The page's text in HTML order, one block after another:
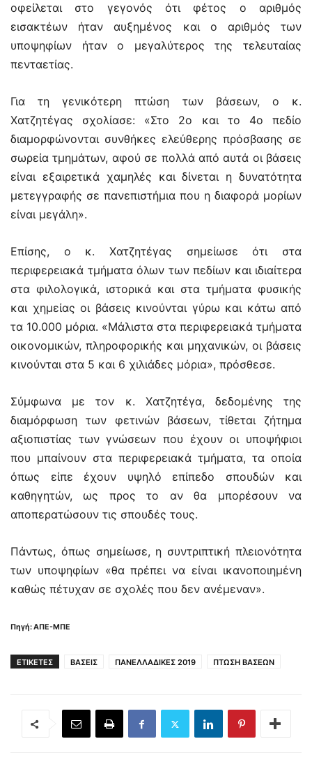
οφείλεται στο γεγονός ότι φέτος ο αριθμός
εισακτέων ήταν αυξημένος και ο αριθμός των
υποψηφίων ήταν ο μεγαλύτερος της τελευταίας
πενταετίας.
Για τη γενικότερη πτώση των βάσεων, ο κ.
Χατζητέγας σχολίασε: «Στο 2ο και το 4ο πεδίο
διαμορφώνονται συνθήκες ελεύθερης πρόσβασης σε
σωρεία τμημάτων, αφού σε πολλά από αυτά οι βάσεις
είναι εξαιρετικά χαμηλές και δίνεται η δυνατότητα
μετεγγραφής σε πανεπιστήμια που η διαφορά μορίων
είναι μεγάλη».
Επίσης, ο κ. Χατζητέγας σημείωσε ότι στα
περιφερειακά τμήματα όλων των πεδίων και ιδιαίτερα
στα φιλολογικά, ιστορικά και στα τμήματα φυσικής
και χημείας οι βάσεις κινούνται γύρω και κάτω από
τα 10.000 μόρια. «Μάλιστα στα περιφερειακά τμήματα
οικονομικών, πληροφορικής και μηχανικών, οι βάσεις
κινούνται στα 5 και 6 χιλιάδες μόρια», πρόσθεσε.
Σύμφωνα με τον κ. Χατζητέγα, δεδομένης της
διαμόρφωση των φετινών βάσεων, τίθεται ζήτημα
αξιοπιστίας των γνώσεων που έχουν οι υποψήφιοι
που μπαίνουν στα περιφερειακά τμήματα, τα οποία
όπως είπε έχουν υψηλό επίπεδο σπουδών και
καθηγητών, ως προς το αν θα μπορέσουν να
αποπερατώσουν τις σπουδές τους.
Πάντως, όπως σημείωσε, η συντριπτική πλειονότητα
των υποψηφίων «θα πρέπει να είναι ικανοποιημένη
καθώς πέτυχαν σε σχολές που δεν ανέμεναν».
Πηγή: ΑΠΕ-ΜΠΕ
ΕΤΙΚΕΤΕΣ ΒΑΣΕΙΣ ΠΑΝΕΛΛΑΔΙΚΕΣ 2019 ΠΤΩΣΗ ΒΑΣΕΩΝ